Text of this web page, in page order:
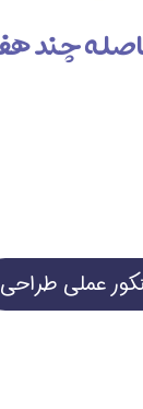
چند
عملی طراحی